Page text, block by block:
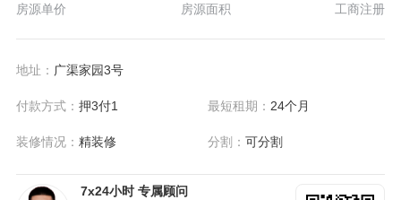
房源单价 房源面积 工商注册
地址： 广渠家园3号
付款方式： 押3付1 最短租期： 24个月
装修情况： 精装修 分割：可分割
7x24小时 专属顾问